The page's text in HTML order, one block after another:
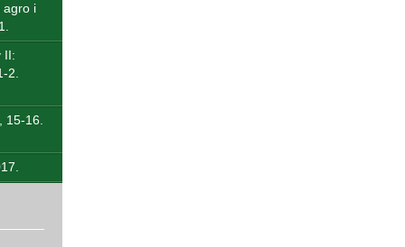
agro i
II:
2.
15-16.